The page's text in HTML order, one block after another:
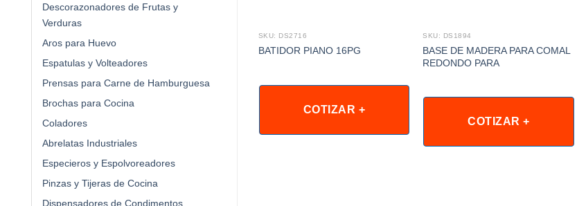
Descorazonadores de Frutas y
Verduras
Aros para Huevo
Espatulas y Volteadores
Prensas para Carne de Hamburguesa
Brochas para Cocina
Coladores
Abrelatas Industriales
Especieros y Espolvoreadores
Pinzas y Tijeras de Cocina
Dispensadores de Condimentos
SKU: DS2716
BATIDOR PIANO 16PG
COTIZAR +
SKU: DS1894
BASE DE MADERA PARA COMAL
REDONDO PARA
COTIZAR +
ACERO INOXIDABLE